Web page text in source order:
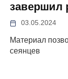
завершил
03.05.2024
Материал
сеянцев